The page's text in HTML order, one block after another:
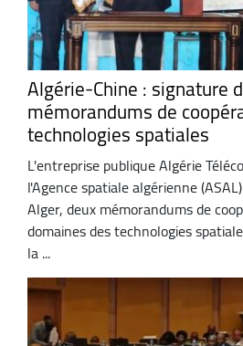
Algérie-Chine : signature
mémorandums de
technologies spatiales
L'entreprise publique Algérie
l'Agence spatiale algérienne
Alger, deux mémorandums de
domaines des technologies
la ...